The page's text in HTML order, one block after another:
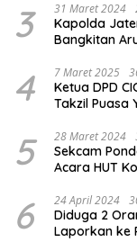
3 31 Maret 2024
Kapolda
Bangkitan
4 7 Maret 2025
Ketua DPD
Takzil Puasa
Meriah
5 28 Maret 2024
Sekcam
Acara HUT
6 24 April 2024
Diduga 2
Laporkan ke